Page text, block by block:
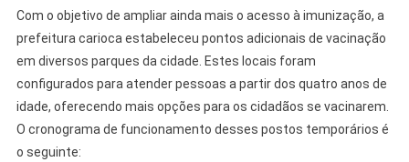
Com o objetivo de ampliar ainda mais o acesso à imunização, a
prefeitura carioca estabeleceu pontos adicionais de vacinação
em diversos parques da cidade. Estes locais foram
configurados para atender pessoas a partir dos quatro anos de
idade, oferecendo mais opções para os cidadãos se vacinarem.
O cronograma de funcionamento desses postos temporários é
o seguinte: